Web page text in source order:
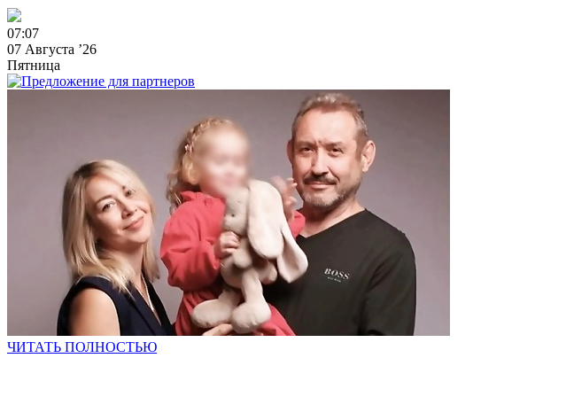
07:07
07 Августа ’26
Пятница
ЧИТАТЬ ПОЛНОСТЬЮ